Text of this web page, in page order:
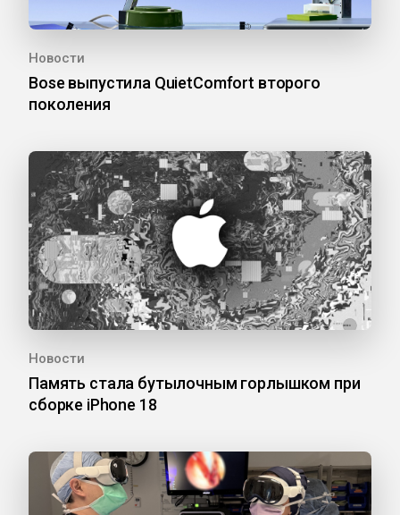
Новости
Bose выпустила QuietComfort второго
поколения
Новости
Память стала бутылочным горлышком при
сборке iPhone 18